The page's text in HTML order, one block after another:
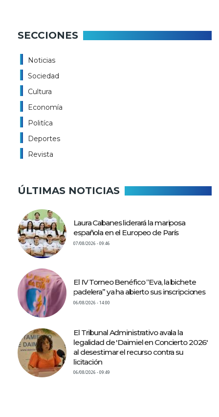
SECCIONES
Noticias
Sociedad
Cultura
Economía
Politíca
Deportes
Revista
ÚLTIMAS NOTICIAS
Laura Cabanes liderará la mariposa
española en el Europeo de París
07/08/2026 - 09:46
El IV Torneo Benéfico “Eva, la bichete
padelera” ya ha abierto sus inscripciones
06/08/2026 - 14:00
El Tribunal Administrativo avala la
legalidad de 'Daimiel en Concierto 2026'
al desestimar el recurso contra su
licitación
06/08/2026 - 09:49